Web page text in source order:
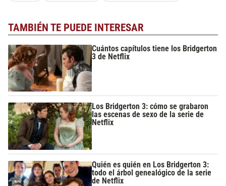
TAMBIÉN TE PUEDE INTERESAR
Cuántos capítulos tiene los Bridgerton
3 de Netflix
Los Bridgerton 3: cómo se grabaron
las escenas de sexo de la serie de
Netflix
Quién es quién en Los Bridgerton 3:
todo el árbol genealógico de la serie
de Netflix